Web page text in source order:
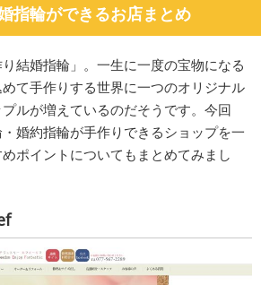
指輪ができるお店まとめ
結婚指輪」。一生に一度の宝物になる
て手作りする世界に一つのオリジナル
ルが増えているのだそうです。今回
婚約指輪が手作りできるショップを一
ポイントについてもまとめてみまし